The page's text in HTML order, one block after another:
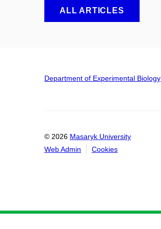
ALL ARTICLES
Department of Experimental Biology
© 2026 Masaryk University
Web Admin
Cookies